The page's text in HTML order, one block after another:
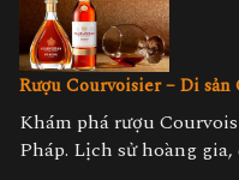
Rượu Courvoisier – Di sản
Khám phá rượu
Pháp. Lịch sử hoàng